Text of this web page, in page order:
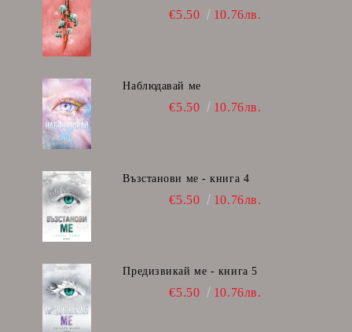
€5.50 10.76лв.
Наблюдавай ме
€5.50 10.76лв.
Възстанови ме - книга 4
€5.50 10.76лв.
Предизвикай ме - книга 5
€5.50 10.76лв.